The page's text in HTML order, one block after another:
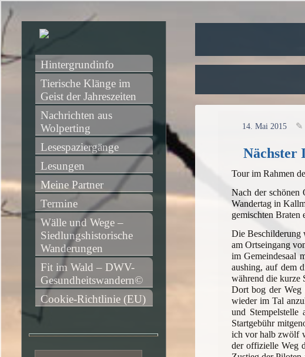
14. Mai 2015
Nächster
Tour im Rahmen
Nach der schönen
Wandertag in
gemischten Braten
Die Beschilderung
am Ortseingang
im Gemeindesaal
aushing, auf dem
während die kurze
Dort bog der Weg
wieder im Tal
und
Startgebühr
ich vor halb zwölf
der offizielle Weg
Hintergrundinfo
Tierische Klänge im
Geist der Jahreszeiten
Nachrichten aus
Wolperting
Lesespaziergänge
Lesungen
Meine Partner
Termine
Wälle und Wege –
Siedlungshistorische
Wanderungen
Fit im Wald – DWV-
Gesundheitswandern©
Cookie-Richtlinie (EU)